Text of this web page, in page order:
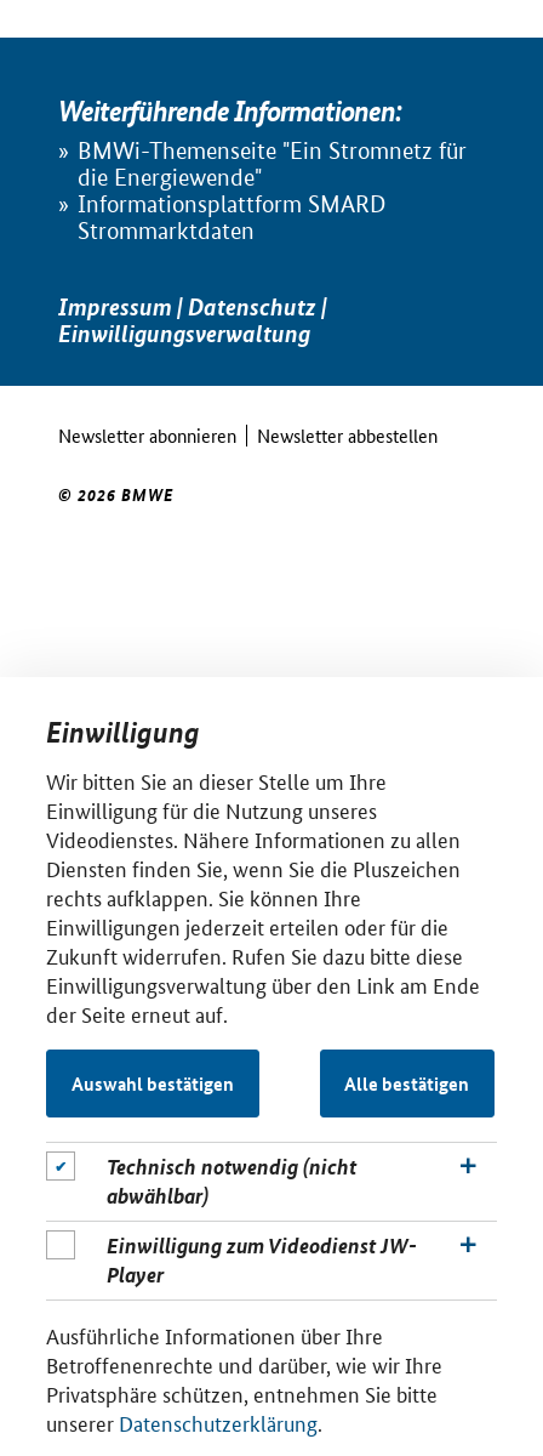
Weiterführende Informationen:
BMWi-Themenseite "Ein Stromnetz für
die Energiewende"
Informationsplattform SMARD
Strommarktdaten
Impressum |Datenschutz|
Einwilligungsverwaltung
Newsletter abonnieren Newsletter abbestellen
© 2026 BMWE
Einwilligung
Wir bitten Sie an dieser Stelle um Ihre
Einwilligung für die Nutzung unseres
Videodienstes. Nähere Informationen zu allen
Diensten finden Sie, wenn Sie die Pluszeichen
rechts aufklappen. Sie können Ihre
Einwilligungen jederzeit erteilen oder für die
Zukunft widerrufen. Rufen Sie dazu bitte diese
Einwilligungsverwaltung über den Link am Ende
der Seite erneut auf.
Auswahl bestätigen Alle bestätigen
Technisch notwendig (nicht
abwählbar)
Einwilligung zum Videodienst JW-
Player
Ausführliche Informationen über Ihre
Betroffenenrechte und darüber, wie wir Ihre
Privatsphäre schützen, entnehmen Sie bitte
unserer Datenschutzerklärung.